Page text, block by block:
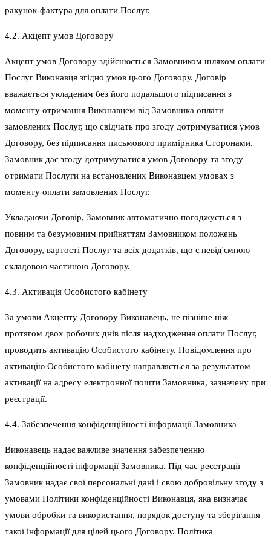
рахунок-фактура для оплати Послуг.
4.2. Акцепт умов Договору
Акцепт умов Договору здійснюється Замовником шляхом оплати
Послуг Виконавця згідно умов цього Договору. Договір
вважається укладеним без його подальшого підписання з
моменту отримання Виконавцем від Замовника оплати
замовлених Послуг, що свідчать про згоду дотримуватися умов
Договору, без підписання письмового примірника Сторонами.
Замовник дає згоду дотримуватися умов Договору та згоду
отримати Послуги на встановлених Виконавцем умовах з
моменту оплати замовлених Послуг.
Укладаючи Договір, Замовник автоматично погоджується з
повним та безумовним прийняттям Замовником положень
Договору, вартості Послуг та всіх додатків, що є невід'ємною
складовою частиною Договору.
4.3. Активація Особистого кабінету
За умови Акцепту Договору Виконавець, не пізніше ніж
протягом двох робочих днів після надходження оплати Послуг,
проводить активацію Особистого кабінету. Повідомлення про
активацію Особистого кабінету направляється за результатом
активації на адресу електронної пошти Замовника, зазначену при
реєстрації.
4.4. Забезпечення конфіденційності інформації Замовника
Виконавець надає важливе значення забезпеченню
конфіденційності інформації Замовника. Під час реєстрації
Замовник надає свої персональні дані і свою добровільну згоду з
умовами Політики конфіденційності Виконавця, яка визначає
умови обробки та використання, порядок доступу та зберігання
такої інформації для цілей цього Договору. Політика